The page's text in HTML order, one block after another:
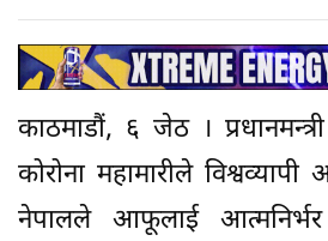
काठमाडौं, ६ जेठ ।
कोरोना महामारीले
नेपालले आफूलाई आत्मनिर्भर